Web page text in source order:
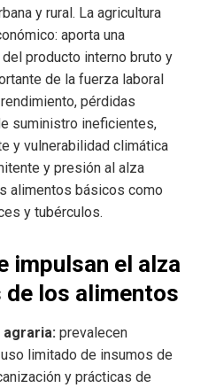
y rural. La agricultura
aporta una
producto interno bruto y
de la fuerza laboral
pérdidas
suministro ineficientes,
y vulnerabilidad climática
y presión al alza
alimentos básicos como
y tubérculos.
impulsan el alza
los alimentos
agraria: prevalecen
limitado de insumos de
y prácticas de